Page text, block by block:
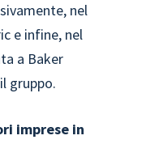
nel
e infine, nel
a Baker
gruppo.
imprese in